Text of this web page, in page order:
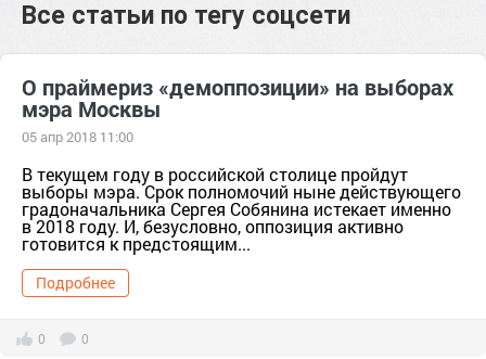
Все статьи по тегу соцсети
О праймериз «демоппозиции» на выборах
мэра Москвы
05 апр 2018 11:00
В текущем году в российской столице пройдут
выборы мэра. Срок полномочий ныне действующего
градоначальника Сергея Собянина истекает именно
в 2018 году. И, безусловно, оппозиция активно
готовится к предстоящим...
Подробнее
0 0